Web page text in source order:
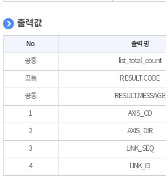
출력값
No 출력명
공통 list_total_count
공통 RESULT.CODE
공통 RESULT.MESSAGE
1 AXIS_CD
2 AXIS_DIR
3 LINK_SEQ
4 LINK_ID